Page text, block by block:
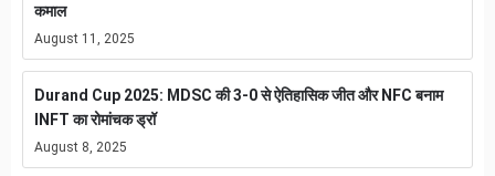
कमाल
August 11, 2025
Durand Cup 2025: MDSC की 3-0 से ऐतिहासिक जीत और NFC बनाम
INFT का रोमांचक ड्रॉ
August 8, 2025